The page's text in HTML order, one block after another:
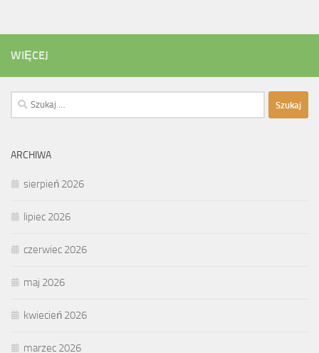
WIĘCEJ
Szukaj:
ARCHIWA
sierpień 2026
lipiec 2026
czerwiec 2026
maj 2026
kwiecień 2026
marzec 2026